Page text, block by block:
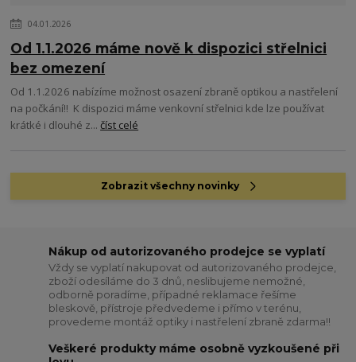
04.01.2026
Od 1.1.2026 máme nově k dispozici střelnici
bez omezení
Od 1.1.2026 nabízíme možnost osazení zbraně optikou a nastřelení
na počkání!! K dispozici máme venkovní střelnici kde lze používat
krátké i dlouhé z...číst celé
Zobrazit všechny novinky
Nákup od autorizovaného prodejce se vyplatí
Vždy se vyplatí nakupovat od autorizovaného prodejce,
zboží odesíláme do 3 dnů, neslibujeme nemožné,
odborně poradíme, případné reklamace řešíme
bleskově, přístroje předvedeme i přímo v terénu,
provedeme montáž optiky i nastřelení zbraně zdarma!!
Veškeré produkty máme osobně vyzkoušené při